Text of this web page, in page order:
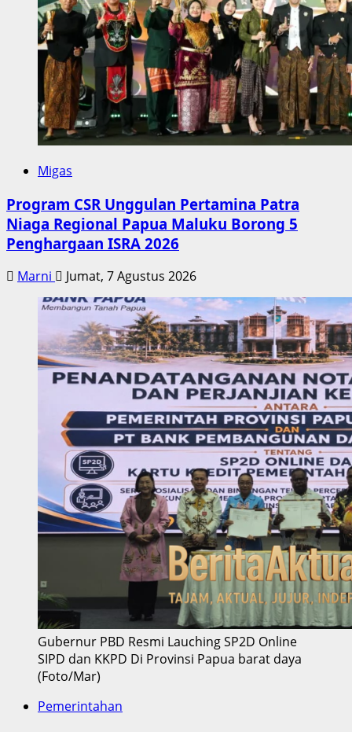
Migas
Program CSR Unggulan Pertamina Patra
Niaga Regional Papua Maluku Borong 5
Penghargaan ISRA 2026
Marni Jumat, 7 Agustus 2026
Gubernur PBD Resmi Lauching SP2D Online
SIPD dan KKPD Di Provinsi Papua barat daya
(Foto/Mar)
Pemerintahan